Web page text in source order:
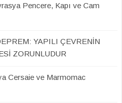
Pencere, Kapı ve Cam
YAPILI ÇEVRENİN
ZORUNLUDUR
Cersaie ve Marmomac